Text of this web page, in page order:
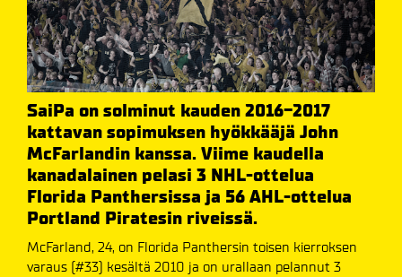
SaiPa on solminut kauden 2016-2017
kattavan sopimuksen hyökkääjä John
McFarlandin kanssa. Viime kaudella
kanadalainen pelasi 3 NHL-ottelua
Florida Panthersissa ja 56 AHL-ottelua
Portland Piratesin riveissä.
McFarland, 24, on Florida Panthersin toisen kierroksen
varaus (#33) kesältä 2010 ja on urallaan pelannut 3